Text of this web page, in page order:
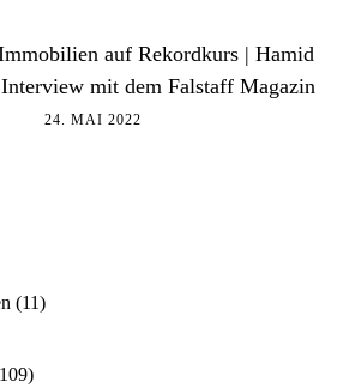
auf Rekordkurs | Hamid
mit dem Falstaff Magazin
24. MAI 2022
(11)